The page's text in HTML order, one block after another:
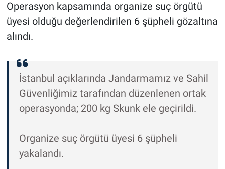
Operasyon kapsamında organize suç örgütü
üyesi olduğu değerlendirilen 6 şüpheli gözaltına
alındı.
İstanbul açıklarında Jandarmamız ve Sahil
Güvenliğimiz tarafından düzenlenen ortak
operasyonda; 200 kg Skunk ele geçirildi.
Organize suç örgütü üyesi 6 şüpheli
yakalandı.